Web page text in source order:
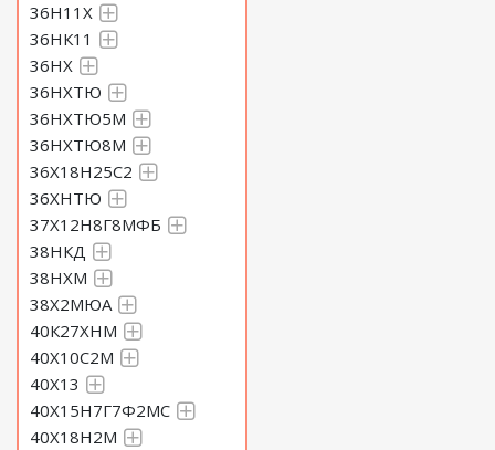
36Н11Х
36НК11
36НХ
36НХТЮ
36НХТЮ5М
36НХТЮ8М
36Х18Н25С2
36ХНТЮ
37Х12Н8Г8МФБ
38НКД
38НХМ
38Х2МЮА
40К27ХНМ
40Х10С2М
40Х13
40Х15Н7Г7Ф2МС
40Х18Н2М